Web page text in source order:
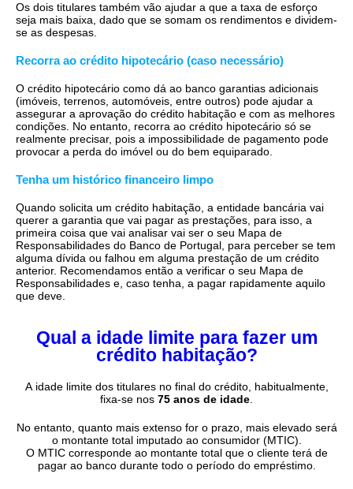
Os dois titulares também vão ajudar a que a taxa de esforço
seja mais baixa, dado que se somam os rendimentos e dividem-
se as despesas.
Recorra ao crédito hipotecário (caso necessário)
O crédito hipotecário como dá ao banco garantias adicionais
(imóveis, terrenos, automóveis, entre outros) pode ajudar a
assegurar a aprovação do crédito habitação e com as melhores
condições. No entanto, recorra ao crédito hipotecário só se
realmente precisar, pois a impossibilidade de pagamento pode
provocar a perda do imóvel ou do bem equiparado.
Tenha um histórico financeiro limpo
Quando solicita um crédito habitação, a entidade bancária vai
querer a garantia que vai pagar as prestações, para isso, a
primeira coisa que vai analisar vai ser o seu Mapa de
Responsabilidades do Banco de Portugal, para perceber se tem
alguma dívida ou falhou em alguma prestação de um crédito
anterior. Recomendamos então a verificar o seu Mapa de
Responsabilidades e, caso tenha, a pagar rapidamente aquilo
que deve.
Qual a idade limite para fazer um
crédito habitação?
A idade limite dos titulares no final do crédito, habitualmente,
fixa-se nos 75 anos de idade
No entanto, quanto mais extenso for o prazo, mais elevado será
o montante total imputado ao consumidor (MTIC).
O MTIC corresponde ao montante total que o cliente terá de
pagar ao banco durante todo o período do empréstimo.